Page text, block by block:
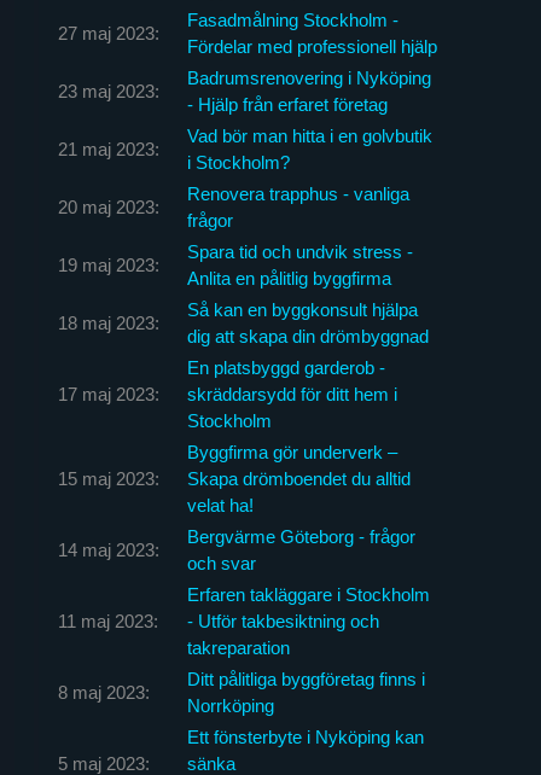
27 maj 2023:
Fasadmålning Stockholm -
Fördelar med professionell hjälp
23 maj 2023:
Badrumsrenovering i Nyköping
- Hjälp från erfaret företag
21 maj 2023:
Vad bör man hitta i en golvbutik
i Stockholm?
20 maj 2023:
Renovera trapphus - vanliga
frågor
19 maj 2023:
Spara tid och undvik stress -
Anlita en pålitlig byggfirma
18 maj 2023:
Så kan en byggkonsult hjälpa
dig att skapa din drömbyggnad
17 maj 2023:
En platsbyggd garderob -
skräddarsydd för ditt hem i
Stockholm
15 maj 2023:
Byggfirma gör underverk –
Skapa drömboendet du alltid
velat ha!
14 maj 2023:
Bergvärme Göteborg - frågor
och svar
11 maj 2023:
Erfaren takläggare i Stockholm
- Utför takbesiktning och
takreparation
8 maj 2023:
Ditt pålitliga byggföretag finns i
Norrköping
5 maj 2023:
Ett fönsterbyte i Nyköping kan
sänka